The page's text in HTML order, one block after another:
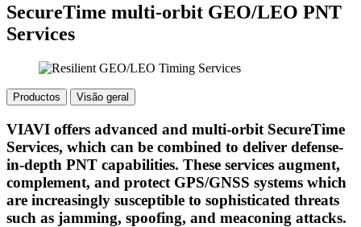
SecureTime multi-orbit GEO/LEO PNT
Services
Productos Visão geral
VIAVI offers advanced and multi-orbit SecureTime
Services, which can be combined to deliver defense-
in-depth PNT capabilities. These services augment,
complement, and protect GPS/GNSS systems which
are increasingly susceptible to sophisticated threats
such as jamming, spoofing, and meaconing attacks.